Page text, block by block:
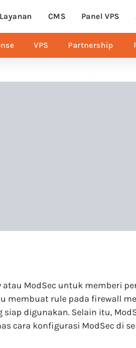
CMS Panel VPS
VPS Partnership
ModSec untuk memberi
rule pada firewall
siap digunakan. Selain itu,
cara konfigurasi ModSec di